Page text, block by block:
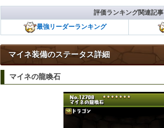
評価ランキング関連記事
最強リーダーランキング
マイネ装備のステータス詳細
マイネの龍喚石